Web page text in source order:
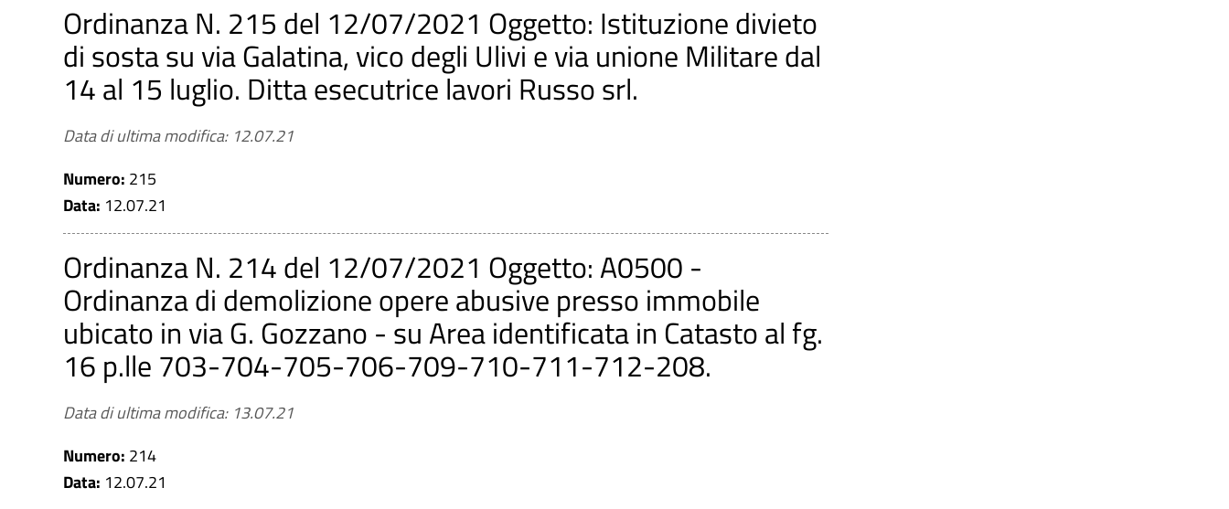
Ordinanza N. 215 del 12/07/2021 Oggetto: Istituzione divieto
di sosta su via Galatina, vico degli Ulivi e via unione Militare dal
14 al 15 luglio. Ditta esecutrice lavori Russo srl.
Data di ultima modifica: 12.07.21
Numero: 215
Data: 12.07.21
Ordinanza N. 214 del 12/07/2021 Oggetto: A0500 -
Ordinanza di demolizione opere abusive presso immobile
ubicato in via G. Gozzano - su Area identificata in Catasto al fg.
16 p.lle 703-704-705-706-709-710-711-712-208.
Data di ultima modifica: 13.07.21
Numero: 214
Data: 12.07.21